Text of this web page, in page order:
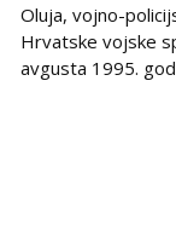
Oluja, vojno-
Hrvatske vojske
avgusta 1995.